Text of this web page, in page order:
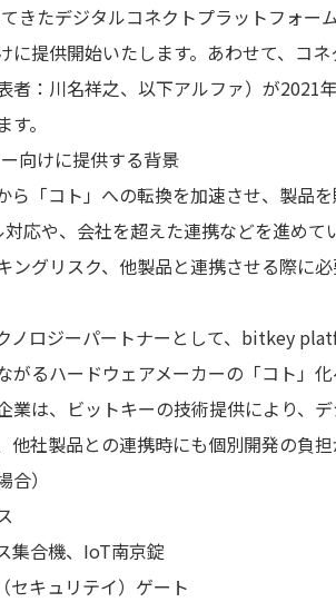
きたデジタルコネクトプラットフォ
提供開始いたします。あわせて、コ
者：川名祥之、以下アルファ）が2021
。
向けに提供する背景
「コト」への転換を加速させ、製品
応や、会社を超えた連携などを進め
ングリスク、他製品と連携させる際に
ノロジーパートナーとして、bitkey
るハードウェアメーカーの「コト」化
は、ビットキーの技術提供により、
社製品との連携時にも個別開発の負担
）
集合機、IoT南京錠
セキュリテイ）ゲート